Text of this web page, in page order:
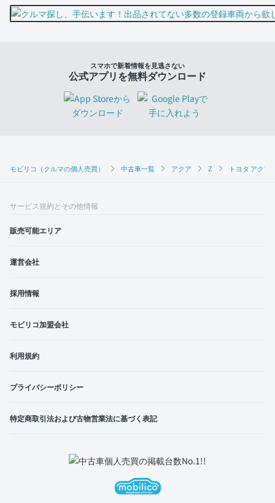
モビリコ（クルマの個人売買） 中古車一覧 アクア Z トヨタ アク
スマホで新着情報を見逃さない
公式アプリを無料ダウンロード
サービス規約とその他情報
販売可能エリア
運営会社
採用情報
モビリコ加盟会社
利用規約
プライバシーポリシー
特定商取引法および古物営業法に基づく表記